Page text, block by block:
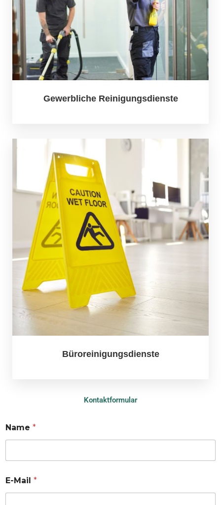
Gewerbliche Reinigungsdienste
Büroreinigungsdienste
Kontaktformular
Name *
E-Mail *